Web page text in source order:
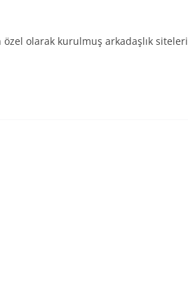
olarak kurulmuş arkadaşlık siteleri